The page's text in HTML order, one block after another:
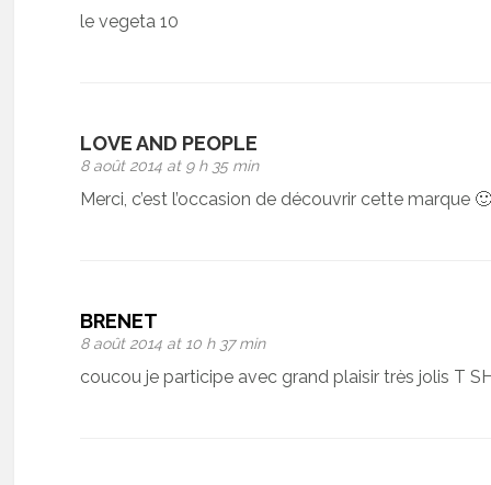
le vegeta 10
LOVE AND PEOPLE
8 août 2014 at 9 h 35 min
Merci, c’est l’occasion de découvrir cette marque
BRENET
8 août 2014 at 10 h 37 min
coucou je participe avec grand plaisir très jolis T